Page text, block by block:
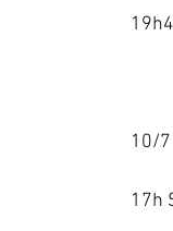
10/7
17h